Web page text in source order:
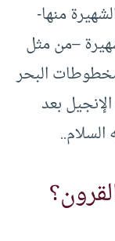
منها-
–من مثل
البحر
بعد